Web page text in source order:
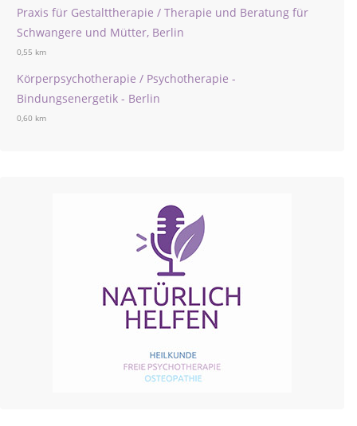
Praxis für Gestalttherapie / Therapie und Beratung für
Schwangere und Mütter, Berlin
0,55 km
Körperpsychotherapie / Psychotherapie -
Bindungsenergetik - Berlin
0,60 km